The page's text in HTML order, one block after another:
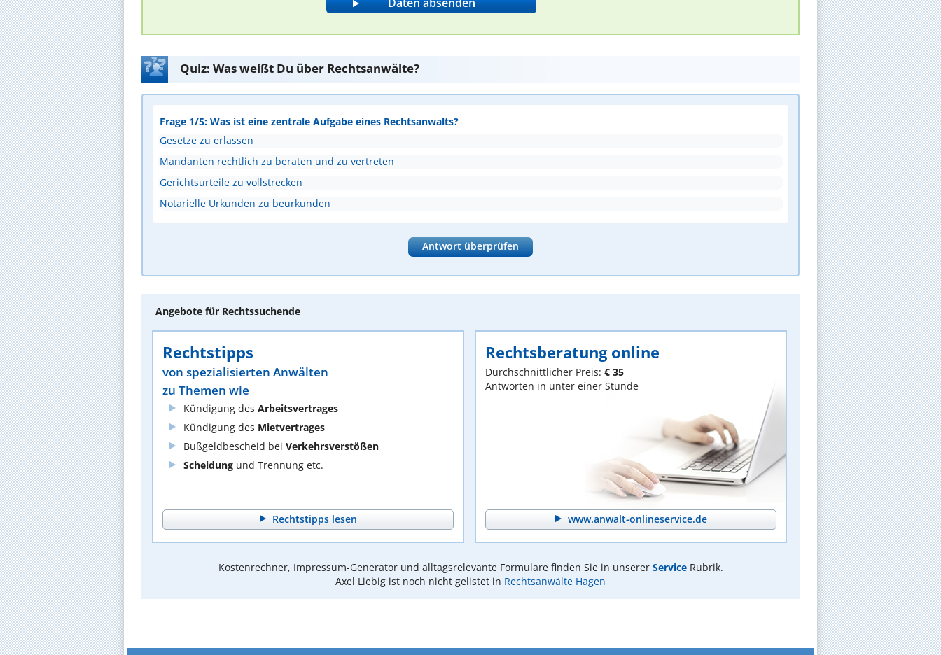
Quiz: Was weißt Du über Rechtsanwälte?
Frage 1/5: Was ist eine zentrale Aufgabe eines Rechtsanwalts?
Gesetze zu erlassen
Mandanten rechtlich zu beraten und zu vertreten
Gerichtsurteile zu vollstrecken
Notarielle Urkunden zu beurkunden
Antwort überprüfen
Angebote für Rechtssuchende
Rechtstipps
von spezialisierten Anwälten
zu Themen wie
Kündigung des Arbeitsvertrages
Kündigung des Mietvertrages
Bußgeldbescheid bei Verkehrsverstößen
Scheidung und Trennung etc.
Rechtstipps lesen
Rechtsberatung online
Durchschnittlicher Preis: € 35
Antworten in unter einer Stunde
www.anwalt-onlineservice.de
Kostenrechner, Impressum-Generator und alltagsrelevante Formulare finden Sie in unserer ServiceRubrik.
Axel Liebig ist noch nicht gelistet in Rechtsanwälte Hagen